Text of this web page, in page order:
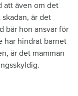
att även om det
är det
bär hon ansvar för
har hindrat barnet
är det mamman